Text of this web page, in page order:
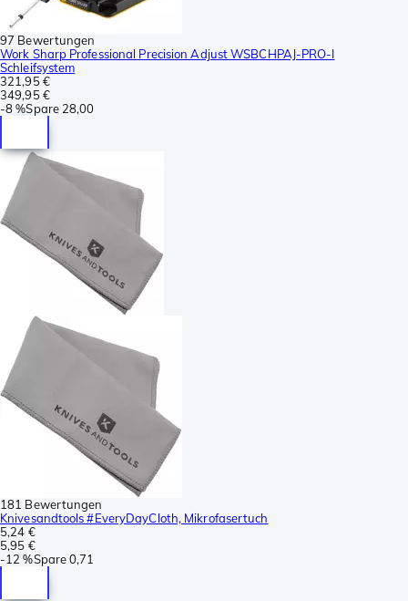
97 Bewertungen
Work Sharp Professional Precision Adjust WSBCHPAJ-PRO-I
Schleifsystem
321,95 €
349,95 €
-8 %Spare 28,00
181 Bewertungen
Knivesandtools #EveryDayCloth, Mikrofasertuch
5,24 €
5,95 €
-12 %Spare0,71